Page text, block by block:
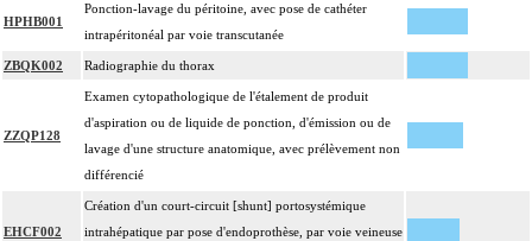
HPHB001
Ponction-lavage du péritoine, avec pose de cathéter
intrapéritonéal par voie transcutanée
ZBQK002 Radiographie du thorax
ZZQP128
Examen cytopathologique de l'étalement de produit
d'aspiration ou de liquide de ponction, d'émission ou de
lavage d'une structure anatomique, avec prélèvement non
différencié
EHCF002
Création d'un court-circuit [shunt] portosystémique
intrahépatique par pose d'endoprothèse, par voie veineuse